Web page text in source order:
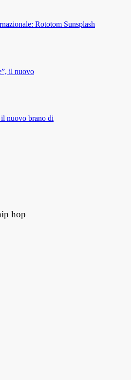
Rototom Sunsplash
il nuovo
nuovo brano di
hop